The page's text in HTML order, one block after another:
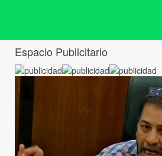
Espacio Publicitario